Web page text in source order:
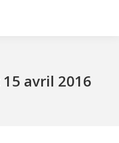
15 avril 2016